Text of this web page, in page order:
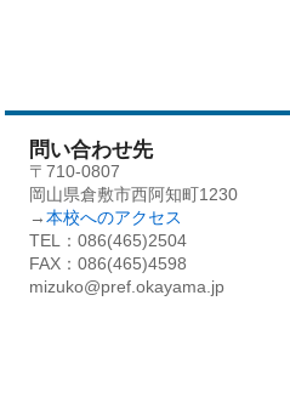
問い合わせ先
〒710-0807
岡山県倉敷市西阿知町1230
→本校へのアクセス
TEL：086(465)2504
FAX：086(465)4598
mizuko@pref.okayama.jp